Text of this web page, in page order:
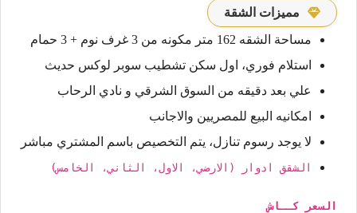
مميزات الشقة
مساحة الشقه 162 متر مكونه من 3 غرف نوم + 3 حمام
استلام فوري، اول سكن تشطيب سوبر لوكس حديث
علي بعد دقيقه من السوق الشرقي و نادي الرحاب
‏امكانيه البيع للمصريين والاجانب
‏لا يوجد رسوم تنازل، يتم التخصيص باسم المشتري مباشر
الشقق ادوار (الارضي، الاول، الثاني، الخامس)
السعر كــاش